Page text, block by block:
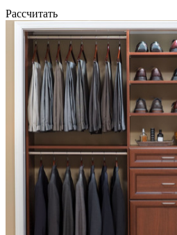
Рассчитать